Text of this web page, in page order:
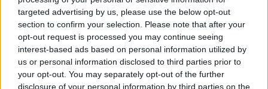
targeted advertising by us, please use the below opt-out
section to confirm your selection. Please note that after your
opt-out request is processed you may continue seeing
interest-based ads based on personal information utilized by
us or personal information disclosed to third parties prior to
your opt-out. You may separately opt-out of the further
disclosure of your personal information by third parties on the
το κτήριο προϋπήρχε και σε ελέγχους που είχαν
γίνει είχε διαπιστωθεί πως είχε ανιχνευτές στο
ισόγειο… Στην περίπτωση αυτή οι ανιχνευτέςδεν
θα εντόπιζαν τη διαρροή. Γιατί δεν μιλάμε για
νέφος αερίου ή κάτι αισθητό. Υπήρχε μια οσμή που